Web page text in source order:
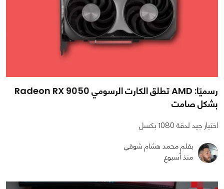
رسميًا: AMD تطلق الكارت الرسومي Radeon RX 9050
بشكل صامت
اختيار جيد لدقة 1080 بكسل
بقلم محمد هشام شوقي
منذ أسبوع